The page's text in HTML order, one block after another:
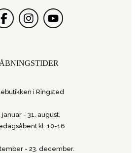
ÅBNINGSTIDER
i Ringsted
januar - 31. august.
kl. 10-16
- 23. december.